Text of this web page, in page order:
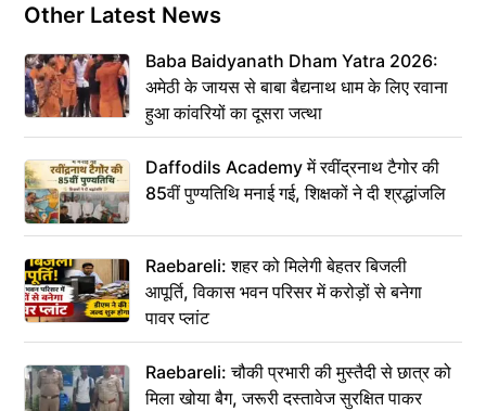
Other Latest News
Baba Baidyanath Dham Yatra 2026:
अमेठी के जायस से बाबा बैद्यनाथ धाम के लिए रवाना
हुआ कांवरियों का दूसरा जत्था
Daffodils Academy में रवींद्रनाथ टैगोर की
85वीं पुण्यतिथि मनाई गई, शिक्षकों ने दी श्रद्धांजलि
Raebareli: शहर को मिलेगी बेहतर बिजली
आपूर्ति, विकास भवन परिसर में करोड़ों से बनेगा
पावर प्लांट
Raebareli: चौकी प्रभारी की मुस्तैदी से छात्र को
मिला खोया बैग, जरूरी दस्तावेज सुरक्षित पाकर